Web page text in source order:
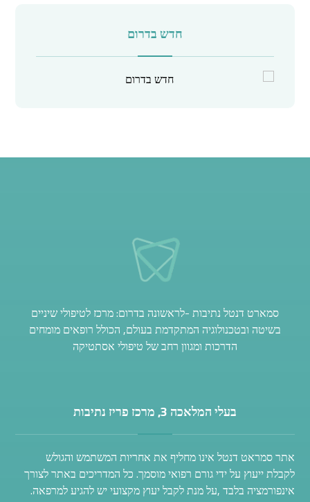
חדש בדרום
סמארט דנטל נתיבות -לראשונה בדרום: מרכז לטיפולי שיניים
בשיטה ובטכנולוגיה המתקדמת בעולם, הכולל רופאים מומחים
הדרכות ומגוון רחב של טיפולי אסתטיקה
בעלי המלאכה 3, מרכז פריז נתיבות
אתר סמראט דנטל אינו מחליף את אחריות המשתמש והגולש
לקבלת ייעוץ על ידי גורם רפואי מוסמך. כל המדריכים באתר לצורך
אינפורמציה בלבד ,על מנת לקבל יעוץ מקצועי יש להגיע למרפאה.